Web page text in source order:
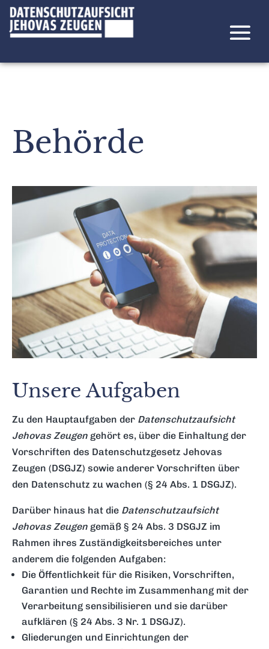
Behörde
Unsere Aufgaben
Zu den Hauptaufgaben der Datenschutzaufsicht
Jehovas Zeugen gehört es, über die Einhaltung der
Vorschriften des Datenschutzgesetz Jehovas
Zeugen (DSGJZ) sowie anderer Vorschriften über
den Datenschutz zu wachen (§ 24 Abs. 1 DSGJZ).
Darüber hinaus hat die Datenschutzaufsicht
Jehovas Zeugen gemäß § 24 Abs. 3 DSGJZ im
Rahmen ihres Zuständigkeitsbereiches unter
anderem die folgenden Aufgaben:
Die Öffentlichkeit für die Risiken, Vorschriften,
Garantien und Rechte im Zusammenhang mit der
Verarbeitung sensibilisieren und sie darüber
aufklären (§ 24 Abs. 3 Nr. 1 DSGJZ).
Gliederungen und Einrichtungen der